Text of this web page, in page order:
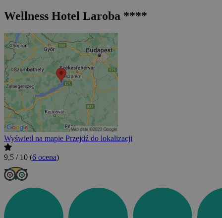
Wellness Hotel Laroba ****
Wyświetl na mapie Przejdź do lokalizacji
9,5 / 10 (6 ocena)